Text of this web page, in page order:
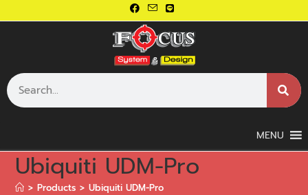
MENU
Ubiquiti UDM-Pro
> Products > Ubiquiti UDM-Pro